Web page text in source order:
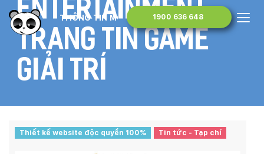
1900 636 648
THÔNG TIN MONA MEDIA
ENTERTAINMENT –
Trang tin game
giải trí
Thiết kế website độc quyền 100% Tin tức - Tạp chí